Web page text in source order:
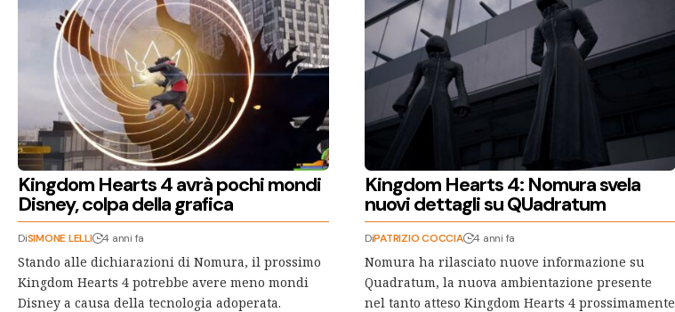
Kingdom Hearts 4 avrà pochi mondi
Disney, colpa della grafica
DiSIMONE LELLI 4 anni fa
Stando alle dichiarazioni di Nomura, il prossimo
Kingdom Hearts 4 potrebbe avere meno mondi
Disney a causa della tecnologia adoperata.
Kingdom Hearts 4: Nomura svela
nuovi dettagli su QUadratum
DiPATRIZIO COCCIA 4 anni fa
Nomura ha rilasciato nuove informazione su
Quadratum, la nuova ambientazione presente
nel tanto atteso Kingdom Hearts 4 prossimamente